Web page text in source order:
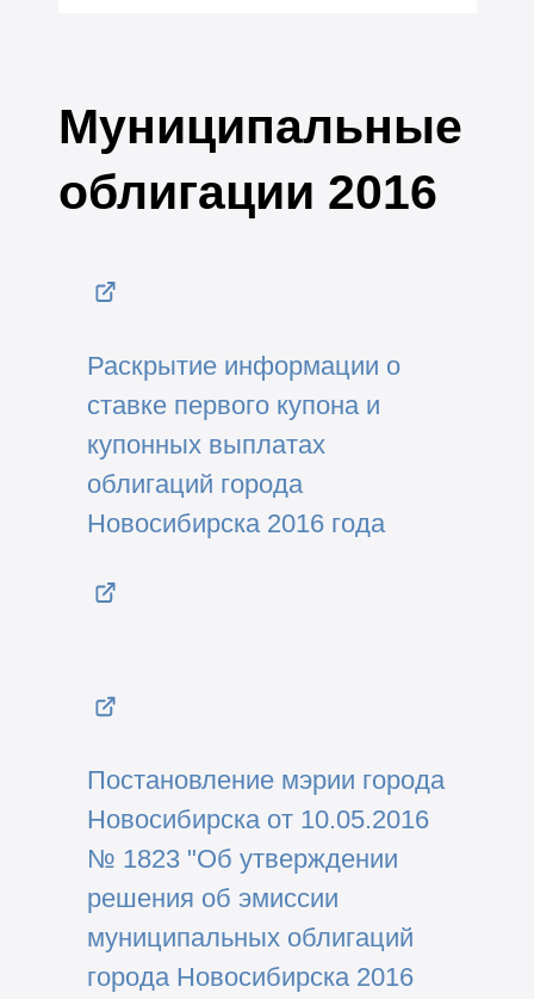
Муниципальные
облигации 2016
Раскрытие информации о
ставке первого купона и
купонных выплатах
облигаций города
Новосибирска 2016 года
Постановление мэрии города
Новосибирска от 10.05.2016
№ 1823 "Об утверждении
решения об эмиссии
муниципальных облигаций
города Новосибирска 2016